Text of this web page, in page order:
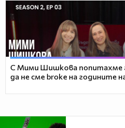
С Мими Шишкова попитахме
да не сме broke на годините